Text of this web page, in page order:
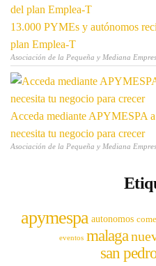
13.000 PYMEs y autónomos
plan Emplea-T
Asociación de la Pequeña y Mediana
Acceda mediante APYMESPA
necesita tu negocio para crecer
Asociación de la Pequeña y Mediana
apymespa autonomos
eventos malaga
san